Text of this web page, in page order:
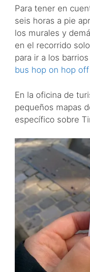
Para tener en
seis horas a pie
los murales y
en el recorrido
para ir a los
bus hop on hop off
En la oficina de
pequeños mapas
específico sobre